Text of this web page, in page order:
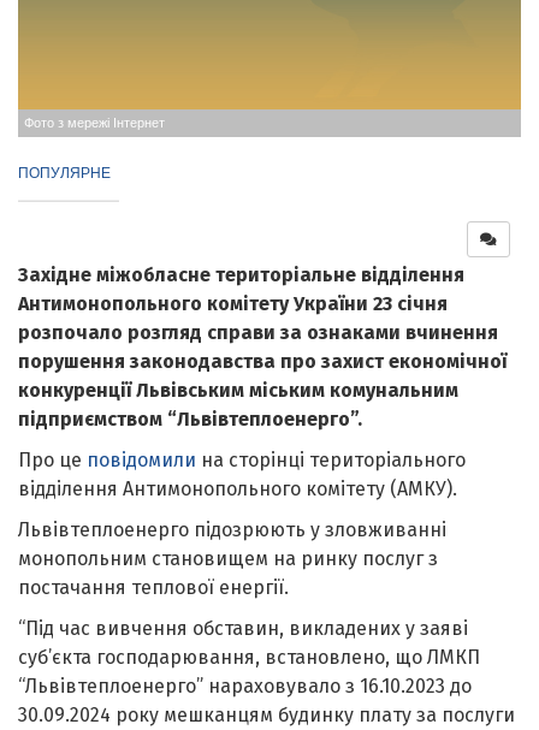
Фото з мережі Інтернет
ПОПУЛЯРНЕ
Західне міжобласне територіальне відділення
Антимонопольного комітету України 23 січня
розпочало розгляд справи за ознаками вчинення
порушення законодавства про захист економічної
конкуренції Львівським міським комунальним
підприємством “Львівтеплоенерго”.
Про це повідомили на сторінці територіального
відділення Антимонопольного комітету (АМКУ).
Львівтеплоенерго підозрюють у зловживанні
монопольним становищем на ринку послуг з
постачання теплової енергії.
“Під час вивчення обставин, викладених у заяві
суб’єкта господарювання, встановлено, що ЛМКП
“Львівтеплоенерго” нараховувало з 16.10.2023 до
30.09.2024 року мешканцям будинку плату за послуги